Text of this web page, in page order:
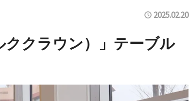
2025.02.20
クラウン）」テーブル